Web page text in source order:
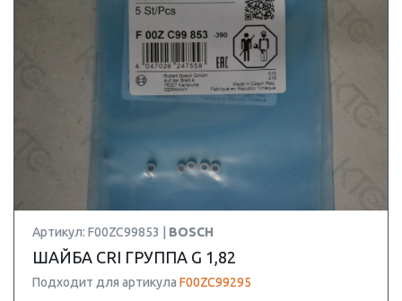
Артикул: F00ZC99853 | BOSCH
ШАЙБА CRI ГРУППА G 1,82
Подходит для артикула F00ZC99295